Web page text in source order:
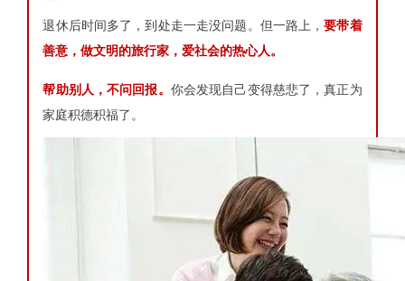
退休后时间多了，到处走一走没问题。但一路上，要带着
善意，做文明的旅行家，爱社会的热心人。
帮助别人，不问回报。 你会发现自己变得慈悲了，真正为
家庭积德积福了。